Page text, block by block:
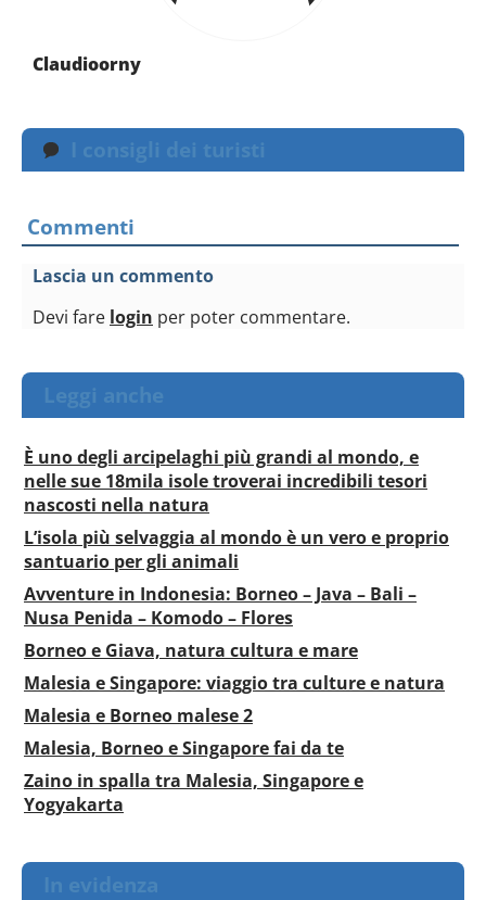
Claudioorny
I consigli dei turisti
Commenti
Lascia un commento
Devi fare login per poter commentare.
Leggi anche
È uno degli arcipelaghi più grandi al mondo, e
nelle sue 18mila isole troverai incredibili tesori
nascosti nella natura
L’isola più selvaggia al mondo è un vero e proprio
santuario per gli animali
Avventure in Indonesia: Borneo – Java – Bali –
Nusa Penida – Komodo – Flores
Borneo e Giava, natura cultura e mare
Malesia e Singapore: viaggio tra culture e natura
Malesia e Borneo malese 2
Malesia, Borneo e Singapore fai da te
Zaino in spalla tra Malesia, Singapore e
Yogyakarta
In evidenza